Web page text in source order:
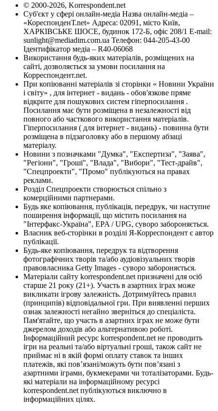
© 2000-2026, Korrespondent.net
Суб'єкт у сфері онлайн-медіа Назва онлайн-медіа –
«КореспонденТ.net» Адреса: 02091, місто Київ,
ХАРКІВСЬКЕ ШОСЕ, будинок 172-Б, офіс 208/1 E-mail:
sunlight@mediadim.com.ua Телефон: 044-205-43-00
Ідентифікатор медіа – R40-06068
Використання будь-яких матеріалів, розміщених на
сайті, дозволяється за умови посилання на
Корреспондент.net.
При копіюванні матеріалів зі сторінки « Новини України
і світу» , для інтернет - видань - обов'язкове пряме
відкрите для пошукових систем гіперпосилання .
Посилання має бути розміщена в незалежності від
повного або часткового використання матеріалів.
Гіперпосилання ( для інтернет - видань) - повинна бути
розміщена в підзаголовку або в першому абзаці
матеріалу.
Новини з позначками "Думка", "Експертиза", "Заява",
"Регіони", "Гроші", "Влада", "Вибори", "Тест-драйв",
"Спецпроекти", "Промо" публікуються на правах
реклами.
Розділ Спецпроекти створюється спільно з
комерційними партнерами.
Будь яке копіювання, публікація, передрук, чи наступне
поширення інформації, що містить посилання на
"Інтерфакс-Україна", EPA / UPG, суворо забороняється.
Власник веб-сторінки в розділі Я-Корреспондент є автор
публікації.
Будь-яке копіювання, передрук та відтворення
фотографічних творів та/або аудіовізуальних творів
правовласника Getty Images - суворо забороняється.
Матеріали сайту korrespondent.net призначені для осіб
старше 21 року (21+). Участь в азартних іграх може
викликати ігрову залежність. Дотримуйтесь правил
(принципів) відповідальної гри. При виявленні перших
ознак залежності негайно зверніться до спеціаліста.
Пам'ятайте, що участь в азартних іграх не може бути
джерелом доходів або альтернативою роботі.
Інформаційний ресурс korrespondent.net не проводить
ігри на реальні та/або віртуальні гроші, також сайт не
приймає ні в якій формі оплату ставок та інших
платежів, які пов’язані/можуть бути пов’язані з
азартними іграми, букмекерами чи тоталізаторами. Будь-
які матеріали на інформаційному ресурсі
korrespondent.net публікуються виключно в
інформаційних цілях.